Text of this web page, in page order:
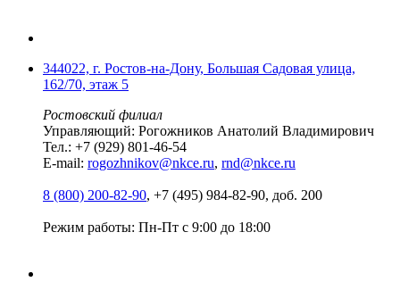
344022, г. Ростов-на-Дону, Большая Садовая улица,
162/70, этаж 5
Ростовский филиал
Управляющий: Рогожников Анатолий Владимирович
Тел.: +7 (929) 801-46-54
E-mail: rogozhnikov@nkce.ru, rnd@nkce.ru
8 (800) 200-82-90, +7 (495) 984-82-90, доб. 200
Режим работы: Пн-Пт с 9:00 до 18:00